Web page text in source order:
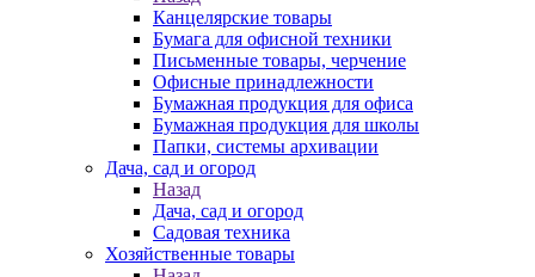
Канцелярские товары
Бумага для офисной техники
Письменные товары, черчение
Офисные принадлежности
Бумажная продукция для офиса
Бумажная продукция для школы
Папки, системы архивации
Дача, сад и огород
Назад
Дача, сад и огород
Садовая техника
Хозяйственные товары